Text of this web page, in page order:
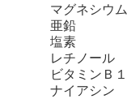
マグネシウム
亜鉛
塩素
レチノール
ビタミンＢ１
ナイアシン